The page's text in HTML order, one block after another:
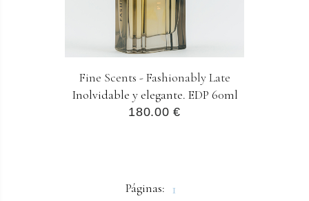
Fine Scents - Fashionably Late
Inolvidable y elegante. EDP 60ml
180.00 €
Páginas: 1